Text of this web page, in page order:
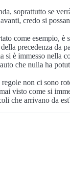
soprattutto se
credo si
come esempio, è
precedenza da
si è immesso nella
che nulla ha
non ci sono
visto come si
che arrivano da